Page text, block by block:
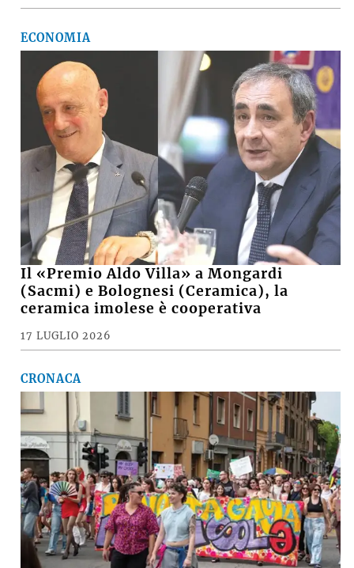
ECONOMIA
Il «Premio Aldo Villa» a Mongardi
(Sacmi) e Bolognesi (Ceramica), la
ceramica imolese è cooperativa
17 LUGLIO 2026
CRONACA